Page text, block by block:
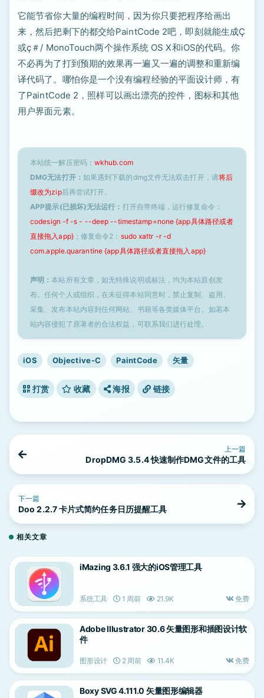
它能节省你大量的编程时间，因为你只要把程序给画出
来，然后把剩下的都交给PaintCode 2吧，即刻就能生成Ç
或ç＃/ MonoTouch两个操作系统 OS X和iOS的代码。你
不必再为了打到预期的效果再一遍又一遍的调整和重新编
译代码了。哪怕你是一个没有编程经验的平面设计师，有
了PaintCode 2，照样可以画出漂亮的控件，图标和其他
用户界面元素。
本站统一解压密码： wkhub.com
DMG无法打开： 如果遇到下载的dmg文件无法双击打开，请将后
缀改为zip后再尝试打开。
APP提示(已损坏)无法运行： 打开自带终端，运行修复命令：
codesign -f -s - --deep --timestamp=none {app具体路径或者
直接拖入app}；修复命令2： sudo xattr -r -d
com.apple.quarantine {app具体路径或者直接拖入app}
声明：本站所有文章，如无特殊说明或标注，均为本站原创发
布。任何个人或组织，在未征得本站同意时，禁止复制、盗用、
采集、发布本站内容到任何网站、书籍等各类媒体平台。如若本
站内容侵犯了原著者的合法权益，可联系我们进行处理。
iOS Objective-C PaintCode 矢量
打赏 收藏 海报 链接
上一篇
DropDMG 3.5.4 快速制作DMG文件的工具
下一篇
Doo 2.2.7 卡片式简约任务日历提醒工具
相关文章
iMazing 3.6.1 强大的iOS管理工具
系统工具 1 周前 21.9K 免费
Adobe Illustrator 30.6 矢量图形和插图设计软
件
图形设计 2 周前 11.4K 免费
Boxy SVG 4.111.0 矢量图形编辑器